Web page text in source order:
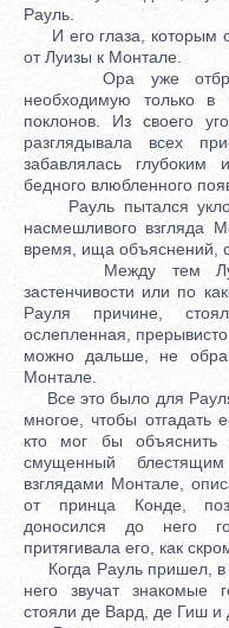
Рауль.
И его глаза, которым
от Луизы к Монтале.
Ора уже
необходимую только в
поклонов. Из своего
разглядывала всех
забавлялась глубоким
бедного влюбленного
Рауль пытался
насмешливого взгляда
время, ища объяснений,
Между тем Луиза,
застенчивости или по
Рауля причине,
ослепленная,
можно дальше, не
Монтале.
Все это было для
многое, чтобы отгадать
кто мог бы объяснить
смущенный
взглядами Монтале,
от принца Конде,
доносился до него
притягивала его, как
Когда Рауль пришел, в
него звучат знакомые
стояли де Вард, де Гиш и